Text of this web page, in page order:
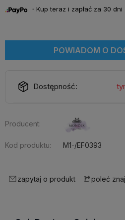
・Kup teraz i zapłać za 30 dni
POWIADOM O
Dostępność:
Producent:
Kod produktu: M1-/EF0393
zapytaj o produkt poleć